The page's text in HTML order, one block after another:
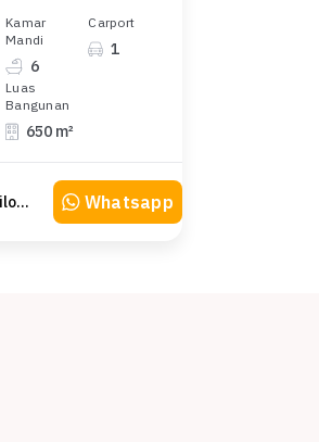
Kamar
Mandi
6
Carport
1
Luas
Bangunan
650 m²
Else Susilowaty Whatsapp